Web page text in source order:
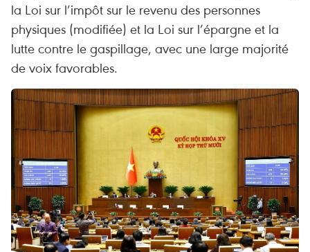
la Loi sur l’impôt sur le revenu des personnes
physiques (modifiée) et la Loi sur l’épargne et la
lutte contre le gaspillage, avec une large majorité
de voix favorables.